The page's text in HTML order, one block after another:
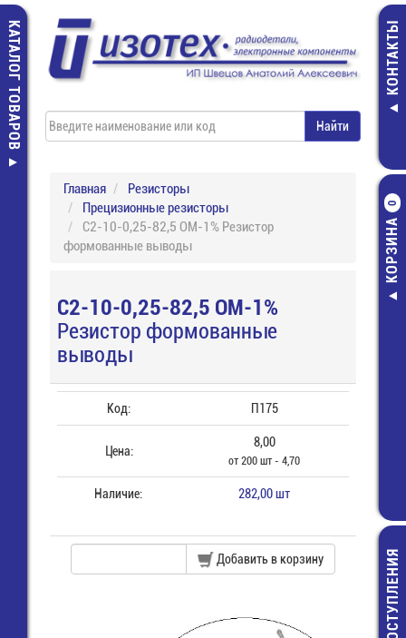
КАТАЛОГ ТОВАРОВ КОНТАКТЫ
КОРЗИНА
0
Главная
Резисторы
Прецизионные резисторы
С2-10-0,25-82,5 ОМ-1% Резистор
формованные выводы
С2-10-0,25-82,5 ОМ-1%
Резистор формованные
выводы
Код: П175
Цена:
8,00
от 200 шт - 4,70
Наличие: 282,00 шт
Добавить в корзину